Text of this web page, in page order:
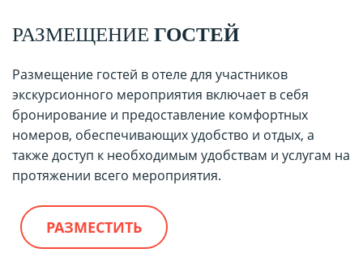
РАЗМЕЩЕНИЕ ГОСТЕЙ
Размещение гостей в отеле для участников
экскурсионного мероприятия включает в себя
бронирование и предоставление комфортных
номеров, обеспечивающих удобство и отдых, а
также доступ к необходимым удобствам и услугам на
протяжении всего мероприятия.
РАЗМЕСТИТЬ